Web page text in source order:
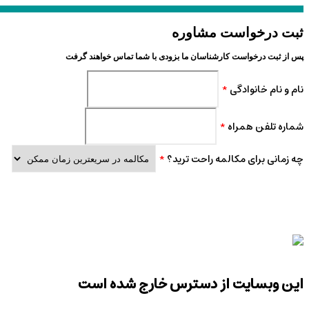
ثبت درخواست مشاوره
پس از ثبت درخواست کارشناسان ما بزودی با شما تماس خواهند گرفت
نام و نام خانوادگی *
شماره تلفن همراه *
چه زمانی برای مکالمه راحت ترید؟ *
این وبسایت از دسترس خارج شده است